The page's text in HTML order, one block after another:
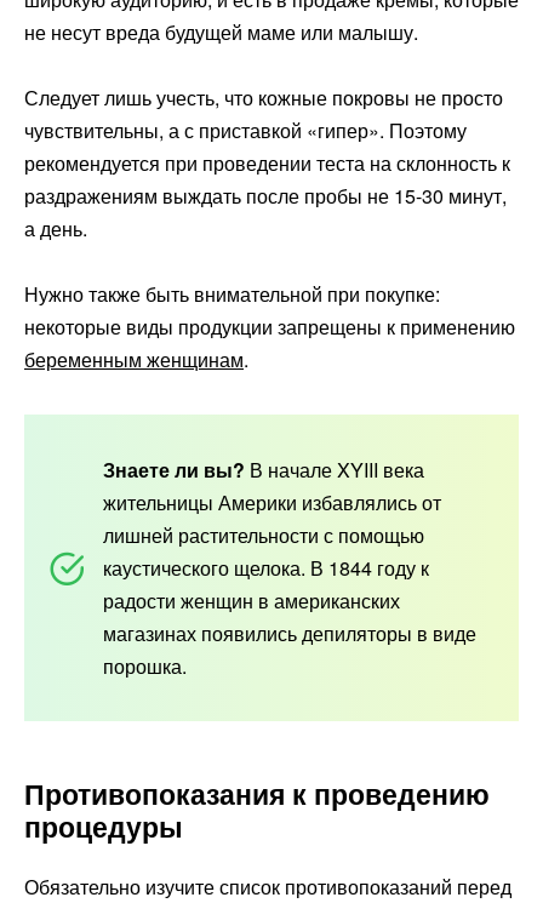
не несут вреда будущей маме или малышу.
Следует лишь учесть, что кожные покровы не просто
чувствительны, а с приставкой «гипер». Поэтому
рекомендуется при проведении теста на склонность к
раздражениям выждать после пробы не 15-30 минут,
а день.
Нужно также быть внимательной при покупке:
некоторые виды продукции запрещены к применению
беременным женщинам.
Знаете ли вы? В начале XYIII века
жительницы Америки избавлялись от
лишней растительности с помощью
каустического щелока. В 1844 году к
радости женщин в американских
магазинах появились депиляторы в виде
порошка.
Противопоказания к проведению
процедуры
Обязательно изучите список противопоказаний перед